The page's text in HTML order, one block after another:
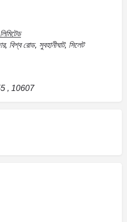
বিশ্ব রোড, সুবহানীঘাট, সিলেট
, 10607